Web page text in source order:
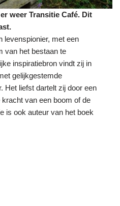
weer Transitie Café. Dit
levenspionier, met een
van het bestaan te
inspiratiebron vindt zij in
gelijkgestemde
Het liefst dartelt zij door een
van een boom of de
is ook auteur van het boek